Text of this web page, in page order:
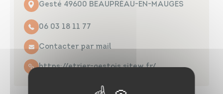
Gesté 49600 BEAUPRÉAU-EN-MAUGES
06 03 18 11 77
Contacter par mail
https://etrier-gestois.sitew.fr/